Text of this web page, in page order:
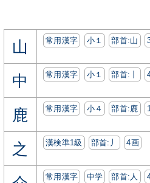
山 常用漢字 小１ 部首:⼭
中 常用漢字 小１ 部首:⼁
鹿 常用漢字 小４ 部首:⿅
之 漢検準1級 部首:⼃ 4画
常用漢字 中学 部首:⼈